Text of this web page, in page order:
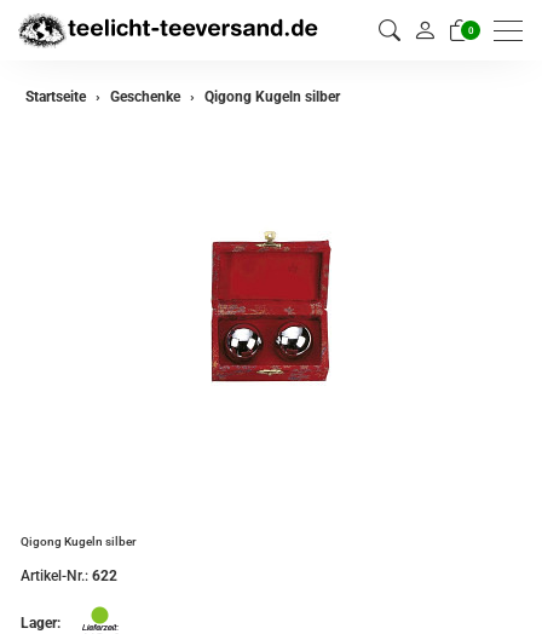
0
Startseite Geschenke Qigong Kugeln silber
Qigong Kugeln silber
Artikel-Nr.: 622
Lager: